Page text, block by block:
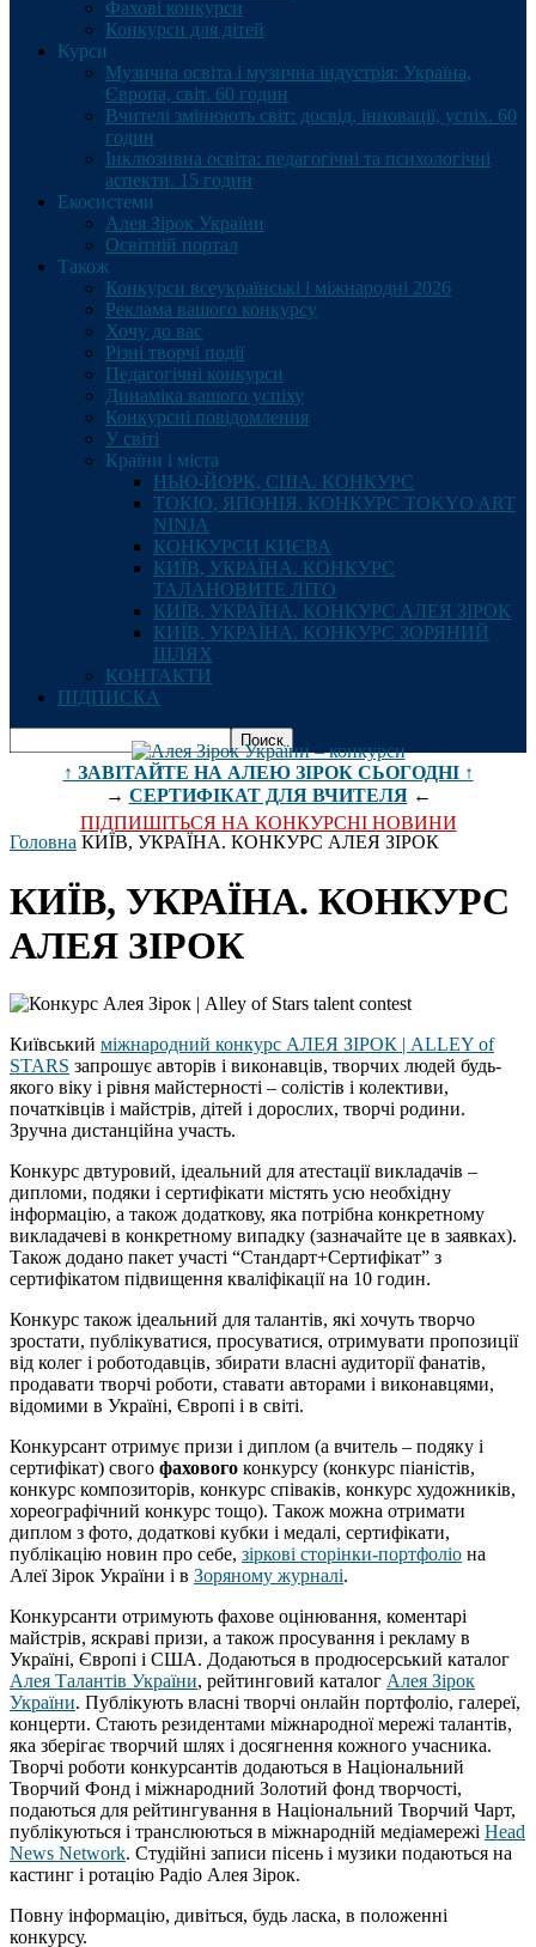
Фахові конкурси
Конкурси для дітей
Курси
Музична освіта і музична індустрія: Україна,
Європа, світ. 60 годин
Вчителі змінюють світ: досвід, інновації, успіх. 60
годин
Інклюзивна освіта: педагогічні та психологічні
аспекти. 15 годин
Екосистеми
Алея Зірок України
Освітній портал
Також
Конкурси всеукраїнські і міжнародні 2026
Реклама вашого конкурсу
Хочу до вас
Різні творчі події
Педагогічні конкурси
Динаміка вашого успіху
Конкурсні повідомлення
У світі
Країни і міста
НЬЮ-ЙОРК, США. КОНКУРС
ТОКІО, ЯПОНІЯ. КОНКУРС TOKYO ART
NINJA
КОНКУРСИ КИЄВА
КИЇВ, УКРАЇНА. КОНКУРС
ТАЛАНОВИТЕ ЛІТО
КИЇВ, УКРАЇНА. КОНКУРС АЛЕЯ ЗІРОК
КИЇВ, УКРАЇНА. КОНКУРС ЗОРЯНИЙ
ШЛЯХ
КОНТАКТИ
ПІДПИСКА
↑ ЗАВІТАЙТЕ НА АЛЕЮ ЗІРОК СЬОГОДНІ ↑
→ СЕРТИФІКАТ ДЛЯ ВЧИТЕЛЯ←
ПІДПИШІТЬСЯ НА КОНКУРСНІ НОВИНИ
Головна КИЇВ, УКРАЇНА. КОНКУРС АЛЕЯ ЗІРОК
КИЇВ, УКРАЇНА. КОНКУРС
АЛЕЯ ЗІРОК
Київський міжнародний конкурс АЛЕЯ ЗІРОК | ALLEY of
STARS запрошує авторів і виконавців, творчих людей будь-
якого віку і рівня майстерності – солістів і колективи,
початківців і майстрів, дітей і дорослих, творчі родини.
Зручна дистанційна участь.
Конкурс двтуровий, ідеальний для атестації викладачів –
дипломи, подяки і сертифікати містять усю необхідну
інформацію, а також додаткову, яка потрібна конкретному
викладачеві в конкретному випадку (зазначайте це в заявках).
Також додано пакет участі “Стандарт+Сертифікат” з
сертифікатом підвищення кваліфікації на 10 годин.
Конкурс також ідеальний для талантів, які хочуть творчо
зростати, публікуватися, просуватися, отримувати пропозиції
від колег і роботодавців, збирати власні аудиторії фанатів,
продавати творчі роботи, ставати авторами і виконавцями,
відомими в Україні, Європі і в світі.
Конкурсант отримує призи і диплом (а вчитель – подяку і
сертифікат) свого фахового конкурсу (конкурс піаністів,
конкурс композиторів, конкурс співаків, конкурс художників,
хореографічний конкурс тощо). Також можна отримати
диплом з фото, додаткові кубки і медалі, сертифікати,
публікацію новин про себе, зіркові сторінки-портфоліо на
Алеї Зірок України і в Зоряному журналі.
Конкурсанти отримують фахове оцінювання, коментарі
майстрів, яскраві призи, а також просування і рекламу в
Україні, Європі і США. Додаються в продюсерський каталог
Алея Талантів України, рейтинговий каталог Алея Зірок
України. Публікують власні творчі онлайн портфоліо, галереї,
концерти. Стають резидентами міжнародної мережі талантів,
яка зберігає творчий шлях і досягнення кожного учасника.
Творчі роботи конкурсантів додаються в Національний
Творчий Фонд і міжнародний Золотий фонд творчості,
подаються для рейтингування в Національний Творчий Чарт,
публікуються і транслюються в міжнародній медіамережі Head
News Network. Студійні записи пісень і музики подаються на
кастинг і ротацію Радіо Алея Зірок.
Повну інформацію, дивіться, будь ласка, в положенні
конкурсу.